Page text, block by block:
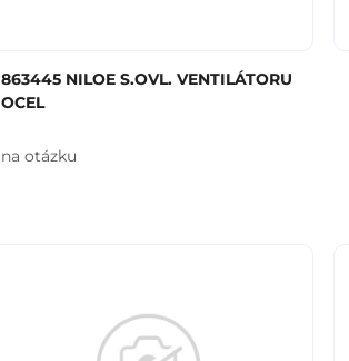
863445 NILOE S.OVL. VENTILÁTORU
OCEL
na otázku